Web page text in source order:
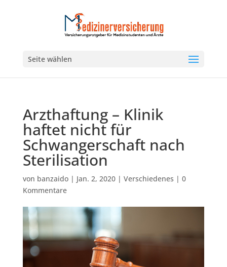
Seite wählen
Arzthaftung – Klinik
haftet nicht für
Schwangerschaft nach
Sterilisation
von banzaido| Jan. 2, 2020| Verschiedenes | 0
Kommentare